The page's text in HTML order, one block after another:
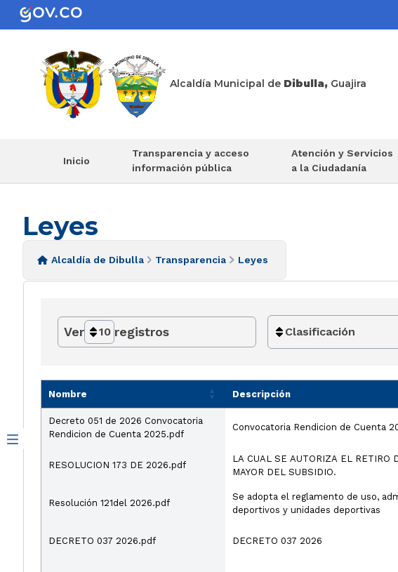
Alcaldía Municipal de Dibulla, Guajira
Inicio
Transparencia y acceso
información pública
Atención y Servicios
a la Ciudadanía
Leyes
Alcaldía de Dibulla Transparencia Leyes
Ver 10 registros Clasificación
Nombre Descripción
Decreto 051 de 2026 Convocatoria
Rendicion de Cuenta 2025.pdf
Convocatoria Rendicion de Cuenta
RESOLUCION 173 DE 2026.pdf
LA CUAL SE AUTORIZA EL RETIRO
MAYOR DEL SUBSIDIO.
Resolución 121del 2026.pdf
Se adopta el reglamento de uso,
deportivos y unidades deportivas
DECRETO 037 2026.pdf DECRETO 037 2026